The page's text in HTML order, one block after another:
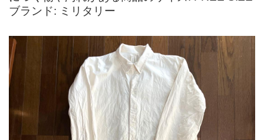
ブランド: ミリタリー